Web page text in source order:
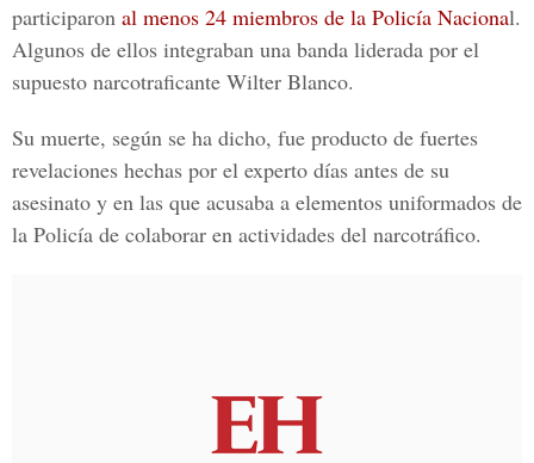
participaron al menos 24 miembros de la Policía Nacional.
Algunos de ellos integraban una banda liderada por el
supuesto narcotraficante Wilter Blanco.
Su muerte, según se ha dicho, fue producto de fuertes
revelaciones hechas por el experto días antes de su
asesinato y en las que acusaba a elementos uniformados de
la Policía de colaborar en actividades del narcotráfico.